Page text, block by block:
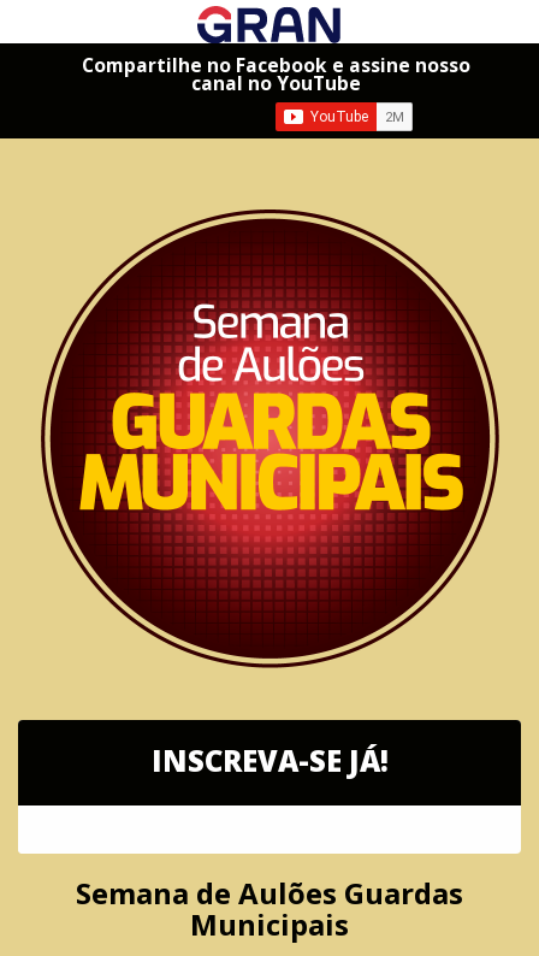
Compartilhe no Facebook e assine nosso
canal no YouTube
INSCREVA-SE JÁ!
Semana de Aulões Guardas
Municipais